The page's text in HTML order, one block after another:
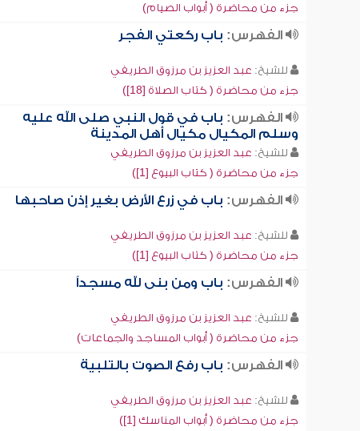
جزء من محاضرة ( أبواب الصيام)
الفهرس: باب ركعتي الفجر
للشيخ: عبد العزيز بن مرزوق الطريفي
جزء من محاضرة ( كتاب الصلاة [18])
الفهرس: باب في قول النبي صلى الله عليه
وسلم المكيال مكيال أهل المدينة
للشيخ: عبد العزيز بن مرزوق الطريفي
جزء من محاضرة ( كتاب البيوع [1])
الفهرس: باب في زرع الأرض بغير إذن صاحبها
للشيخ: عبد العزيز بن مرزوق الطريفي
جزء من محاضرة ( كتاب البيوع [1])
الفهرس: باب ومن بنى لله مسجداً
للشيخ: عبد العزيز بن مرزوق الطريفي
جزء من محاضرة ( أبواب المساجد والجماعات)
الفهرس: باب رفع الصوت بالتلبية
للشيخ: عبد العزيز بن مرزوق الطريفي
جزء من محاضرة ( أبواب المناسك [1])